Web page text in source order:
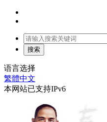
语言选择
繁體中文
本网站已支持IPv6